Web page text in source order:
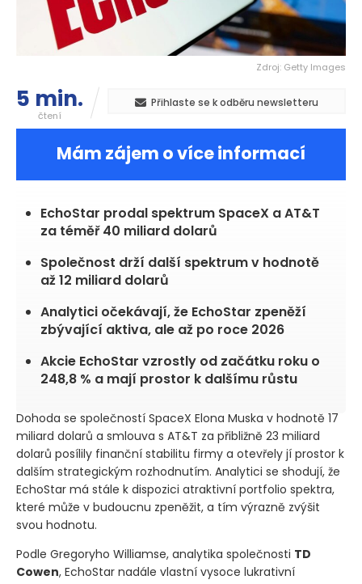
Zdroj: Getty Images
5 min.
čtení
Přihlaste se k odběru newsletteru
Mám zájem o více informací
EchoStar prodal spektrum SpaceX a AT&T
za téměř 40 miliard dolarů
Společnost drží další spektrum v hodnotě
až 12 miliard dolarů
Analytici očekávají, že EchoStar zpeněží
zbývající aktiva, ale až po roce 2026
Akcie EchoStar vzrostly od začátku roku o
248,8 % a mají prostor k dalšímu růstu
Dohoda se společností SpaceX Elona Muska v hodnotě 17
miliard dolarů a smlouva s AT&T za přibližně 23 miliard
dolarů posílily finanční stabilitu firmy a otevřely jí prostor k
dalším strategickým rozhodnutím. Analytici se shodují, že
EchoStar má stále k dispozici atraktivní portfolio spektra,
které může v budoucnu zpeněžit, a tím výrazně zvýšit
svou hodnotu.
Podle Gregoryho Williamse, analytika společnosti TD
Cowen, EchoStar nadále vlastní vysoce lukrativní